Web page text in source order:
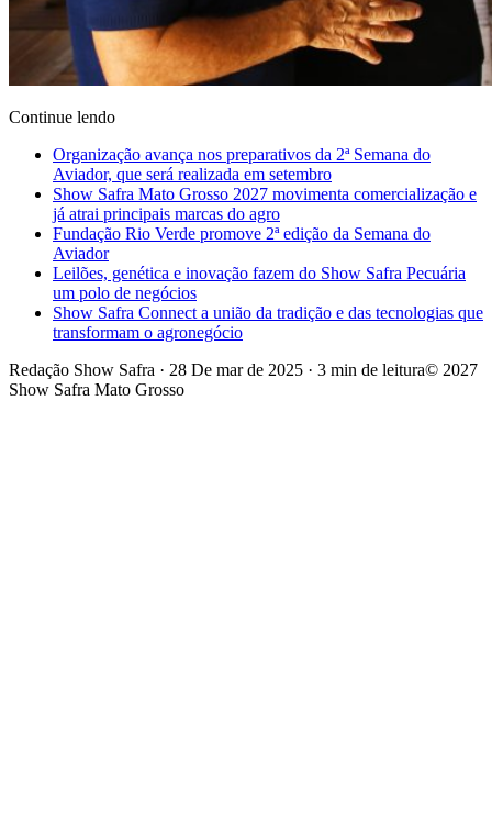
Continue lendo
Organização avança nos preparativos da 2ª Semana do
Aviador, que será realizada em setembro
Show Safra Mato Grosso 2027 movimenta comercialização e
já atrai principais marcas do agro
Fundação Rio Verde promove 2ª edição da Semana do
Aviador
Leilões, genética e inovação fazem do Show Safra Pecuária
um polo de negócios
Show Safra Connect a união da tradição e das tecnologias que
transformam o agronegócio
Redação Show Safra · 28 De mar de 2025 · 3 min de leitura© 2027
Show Safra Mato Grosso